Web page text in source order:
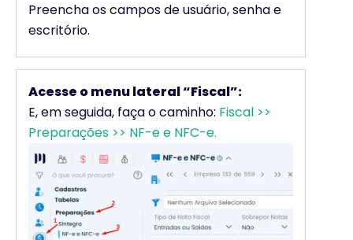
Preencha os campos de usuário, senha e
escritório.
Acesse o menu lateral “Fiscal”:
E, em seguida, faça o caminho: Fiscal >>
Preparações >> NF-e e NFC-e.